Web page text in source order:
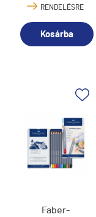
RENDELÉSRE
Kosárba
Faber-